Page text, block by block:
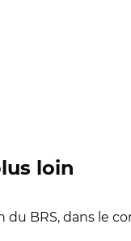
loin
du BRS, dans le